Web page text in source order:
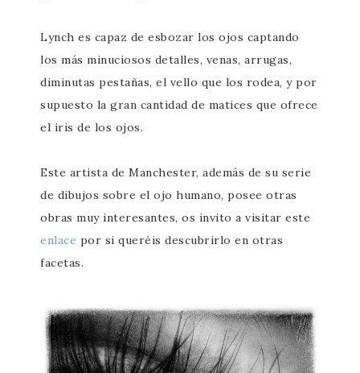
Lynch es capaz de esbozar los ojos captando
los más minuciosos detalles, venas, arrugas,
diminutas pestañas, el vello que los rodea, y por
supuesto la gran cantidad de matices que ofrece
el iris de los ojos.
Este artista de Manchester, además de su serie
de dibujos sobre el ojo humano, posee otras
obras muy interesantes, os invito a visitar este
enlace por si queréis descubrirlo en otras
facetas.